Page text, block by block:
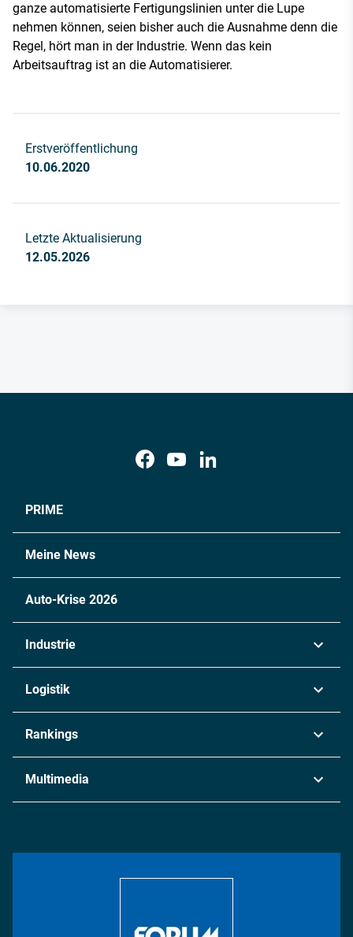
ganze automatisierte Fertigungslinien unter die Lupe
nehmen können, seien bisher auch die Ausnahme denn die
Regel, hört man in der Industrie. Wenn das kein
Arbeitsauftrag ist an die Automatisierer.
Erstveröffentlichung
10.06.2020
Letzte Aktualisierung
12.05.2026
PRIME
Meine News
Auto-Krise 2026
Industrie
Chemie
Metall
Energie
Logistik
Rankings
Multimedia